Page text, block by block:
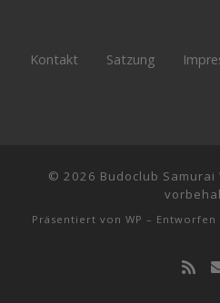
Kontakt Satzung
© 2026 Budoclub
Präsentiert von WP – Entworfen